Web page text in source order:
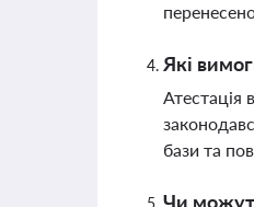
Які
Атестація
бази та
Чи